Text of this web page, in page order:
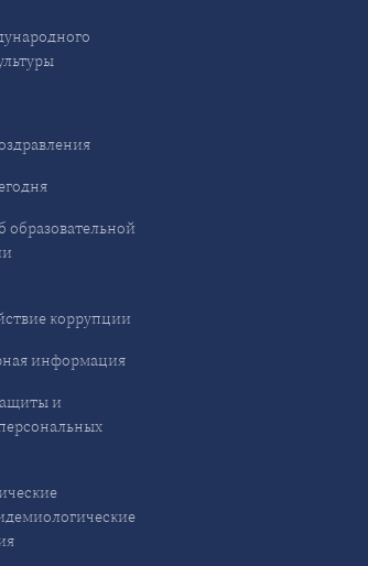
образовательной
коррупции
информация
и